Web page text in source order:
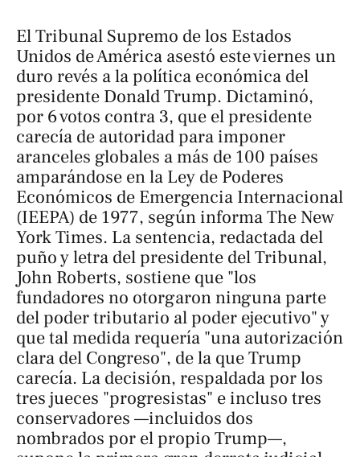
El Tribunal Supremo de los Estados
Unidos de América asestó este viernes un
duro revés a la política económica del
presidente Donald Trump. Dictaminó,
por 6 votos contra 3, que el presidente
carecía de autoridad para imponer
aranceles globales a más de 100 países
amparándose en la Ley de Poderes
Económicos de Emergencia Internacional
(IEEPA) de 1977, según informaThe New
York Times. La sentencia, redactada del
puño y letra del presidente del Tribunal,
John Roberts, sostiene que "los
fundadores no otorgaron ninguna parte
del poder tributario al poder ejecutivo" y
que tal medida requería "una autorización
clara del Congreso", de la que Trump
carecía. La decisión, respaldada por los
tres jueces "progresistas" e incluso tres
conservadores —incluidos dos
nombrados por el propio Trump—,